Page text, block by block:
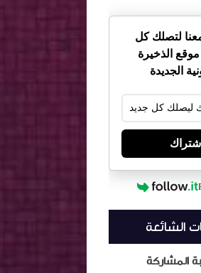
لتصلك كل
الذخيرة
الجديدة
إشتراك
الشائعة
المشاركة